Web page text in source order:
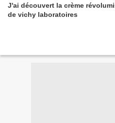
J'ai découvert la crème
de vichy laboratoires